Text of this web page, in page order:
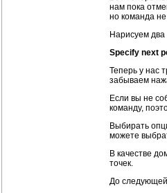
нам пока
но команда
Нарисуем два
Specify next
Теперь у нас
забываем
Если вы не
команду,
Выбирать
можете
В качестве
точек.
До следующей